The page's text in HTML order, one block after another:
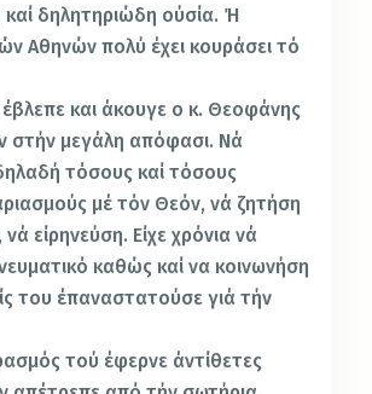
καί δηλητηριώδη ούσία. Ή
Αθηνών πολύ έχει κουράσει τό
και άκουγε ο κ. Θεοφάνης
στήν μεγάλη απόφασι. Νά
τόσους καί τόσους
μέ τόν Θεόν, νά ζητήση
είρηνεύση. Είχε χρόνια νά
καθώς καί να κοινωνήση
του έπαναστατούσε γιά τήν
τού έφερνε άντίθετες